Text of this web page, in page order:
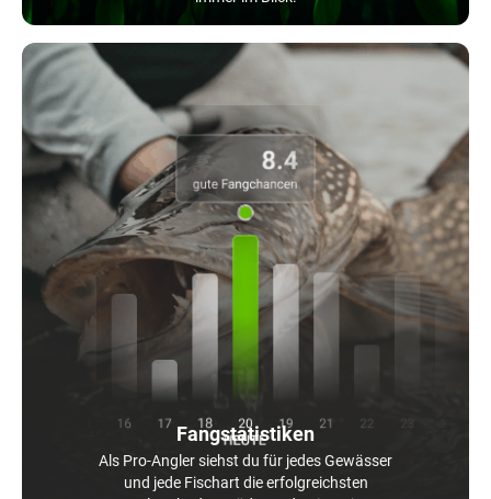
Fangstatistiken
Als Pro-Angler siehst du für jedes Gewässer
und jede Fischart die erfolgreichsten